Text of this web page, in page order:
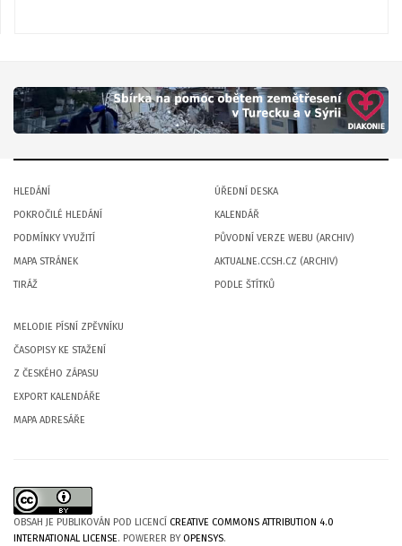
HLEDÁNÍ
POKROČILÉ HLEDÁNÍ
PODMÍNKY VYUŽITÍ
MAPA STRÁNEK
TIRÁŽ
ÚŘEDNÍ DESKA
KALENDÁŘ
PŮVODNÍ VERZE WEBU (ARCHIV)
AKTUALNE.CCSH.CZ (ARCHIV)
PODLE ŠTÍTKŮ
MELODIE PÍSNÍ ZPĚVNÍKU
ČASOPISY KE STAŽENÍ
Z ČESKÉHO ZÁPASU
EXPORT KALENDÁŘE
MAPA ADRESÁŘE
OBSAH JE PUBLIKOVÁN POD LICENCÍ CREATIVE COMMONS ATTRIBUTION 4.0
INTERNATIONAL LICENSE. POWERER BYOPENSYS.